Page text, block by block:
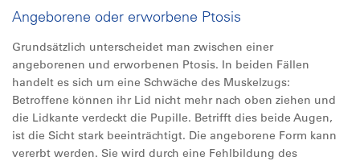
Angeborene oder erworbene Ptosis
Grundsätzlich unterscheidet man zwischen einer
angeborenen und erworbenen Ptosis. In beiden Fällen
handelt es sich um eine Schwäche des Muskelzugs:
Betroffene können ihr Lid nicht mehr nach oben ziehen und
die Lidkante verdeckt die Pupille. Betrifft dies beide Augen,
ist die Sicht stark beeinträchtigt. Die angeborene Form kann
vererbt werden. Sie wird durch eine Fehlbildung des